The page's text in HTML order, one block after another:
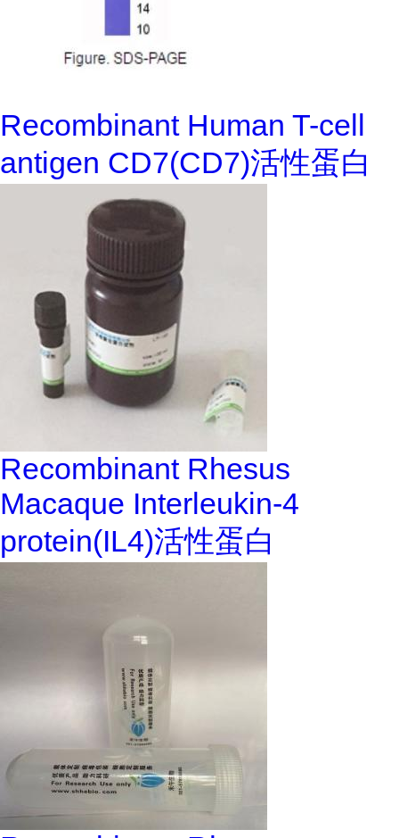
Recombinant Human T-cell
antigen CD7(CD7)活性蛋白
Recombinant Rhesus
Macaque Interleukin-4
protein(IL4)活性蛋白